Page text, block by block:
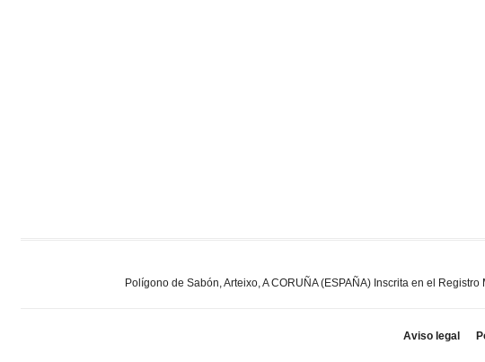
Polígono de Sabón, Arteixo, A CORUÑA (ESPAÑA) Inscrita en el
Aviso legal